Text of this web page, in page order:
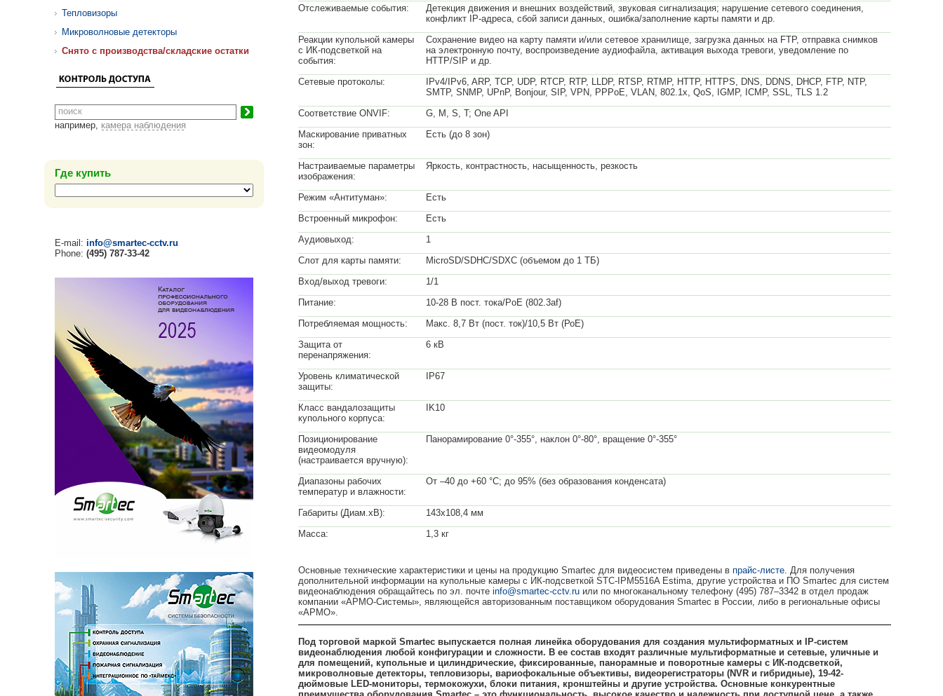
Тепловизоры
Микроволновые детекторы
Cнято с производства/складские остатки
например, камера наблюдения
Где купить
E-mail: info@smartec-cctv.ru
Phone: (495) 787-33-42
Отслеживаемые события:
Детекция движения и внешних воздействий, звуковая сигнализация; нарушение сетевого соединения,
конфликт IP-адреса, сбой записи данных, ошибка/заполнение карты памяти и др.
Реакции купольной камеры
с ИК-подсветкой на
события:
Сохранение видео на карту памяти и/или сетевое хранилище, загрузка данных на FTP, отправка снимков
на электронную почту, воспроизведение аудиофайла, активация выхода тревоги, уведомление по
HTTP/SIP и др.
Сетевые протоколы:
IPv4/IPv6, ARP, TCP, UDP, RTCP, RTP, LLDP, RTSP, RTMP, HTTP, HTTPS, DNS, DDNS, DHCP, FTP, NTP,
SMTP, SNMP, UPnP, Bonjour, SIP, VPN, PPPoE, VLAN, 802.1x, QoS, IGMP, ICMP, SSL, TLS 1.2
Соответствие ONVIF:
G, M, S, T; One API
Маскирование приватных
зон:
Есть (до 8 зон)
Настраиваемые параметры
изображения:
Яркость, контрастность, насыщенность, резкость
Режим «Антитуман»:
Есть
Встроенный микрофон:
Есть
Аудиовыход:
1
Слот для карты памяти:
MicroSD/SDHC/SDXC (объемом до 1 ТБ)
Вход/выход тревоги:
1/1
Питание:
10-28 В пост. тока/PoE (802.3af)
Потребляемая мощность:
Макс. 8,7 Вт (пост. ток)/10,5 Вт (РоЕ)
Защита от
перенапряжения:
6 кВ
Уровень климатической
защиты:
IP67
Класс вандалозащиты
купольного корпуса:
IK10
Позиционирование
видеомодуля
(настраивается вручную):
Панорамирование 0°-355°, наклон 0°-80°, вращение 0°-355°
Диапазоны рабочих
температур и влажности:
От –40 до +60 °C; до 95% (без образования конденсата)
Габариты (Диам.хВ):
143х108,4 мм
Масса:
1,3 кг
Основные технические характеристики и цены на продукцию Smartec для видеосистем приведены в прайс-листе. Для получения
дополнительной информации на купольные камеры с ИК-подсветкой STC-IPM5516A Estima, другие устройства и ПО Smartec для систем
видеонаблюдения обращайтесь по эл. почте info@smartec-cctv.ru или по многоканальному телефону (495) 787–3342 в отдел продаж
компании «АРМО-Системы», являющейся авторизованным поставщиком оборудования Smartec в России, либо в региональные офисы
«АРМО».
Под торговой маркой Smartec выпускается полная линейка оборудования для создания мультиформатных и IP-систем
видеонаблюдения любой конфигурации и сложности. В ее состав входят различные мультиформатные и сетевые, уличные и
для помещений, купольные и цилиндрические, фиксированные, панорамные и поворотные камеры с ИК-подсветкой,
микроволновые детекторы, тепловизоры, вариофокальные объективы, видеорегистраторы (NVR и гибридные), 19-42-
дюймовые LED-мониторы, термокожухи, блоки питания, кронштейны и другие устройства. Основные конкурентные